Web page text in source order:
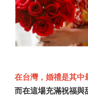
在台灣，婚禮是其中
而在這場充滿祝福與